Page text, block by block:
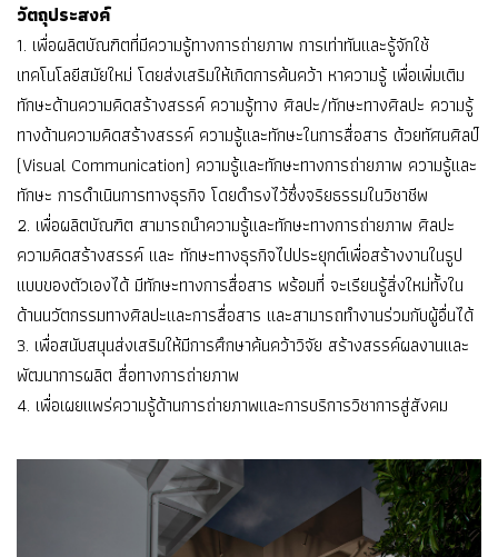
วัตถุประสงค์
1. เพื่อผลิตบัณฑิตที่มีความรู้ทางการถ่ายภาพ การเท่าทันและรู้จักใช้
เทคโนโลยีสมัยใหม่ โดยส่งเสริมให้เกิดการค้นคว้า หาความรู้ เพื่อเพิ่มเติม
ทักษะด้านความคิดสร้างสรรค์ ความรู้ทาง ศิลปะ/ทักษะทางศิลปะ ความรู้
ทางด้านความคิดสร้างสรรค์ ความรู้และทักษะในการสื่อสาร ด้วยทัศนศิลป์
(Visual Communication) ความรู้และทักษะทางการถ่ายภาพ ความรู้และ
ทักษะ การดำเนินการทางธุรกิจ โดยดำรงไว้ซึ่งจริยธรรมในวิชาชีพ
2. เพื่อผลิตบัณฑิต สามารถนำความรู้และทักษะทางการถ่ายภาพ ศิลปะ
ความคิดสร้างสรรค์ และ ทักษะทางธุรกิจไปประยุกต์เพื่อสร้างงานในรูป
แบบของตัวเองได้ มีทักษะทางการสื่อสาร พร้อมที่ จะเรียนรู้สิ่งใหม่ทั้งใน
ด้านนวัตกรรมทางศิลปะและการสื่อสาร และสามารถทำงานร่วมกับผู้อื่นได้
3. เพื่อสนับสนุนส่งเสริมให้มีการศึกษาค้นคว้าวิจัย สร้างสรรค์ผลงานและ
พัฒนาการผลิต สื่อทางการถ่ายภาพ
4. เพื่อเผยแพร่ความรู้ด้านการถ่ายภาพและการบริการวิชาการสู่สังคม